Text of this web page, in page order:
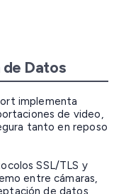
Datos
implementa
de video,
tanto en reposo
SSL/TLS y
entre cámaras,